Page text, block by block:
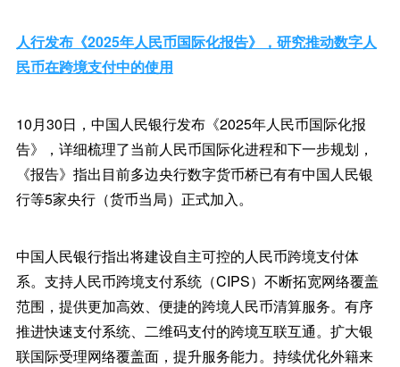
人行发布《2025年人民币国际化报告》，研究推动数字人
民币在跨境支付中的使用
10月30日，中国人民银行发布《2025年人民币国际化报
告》，详细梳理了当前人民币国际化进程和下一步规划，
《报告》指出目前多边央行数字货币桥已有有中国人民银
行等5家央行（货币当局）正式加入。
中国人民银行指出将建设自主可控的人民币跨境支付体
系。支持人民币跨境支付系统（CIPS）不断拓宽网络覆盖
范围，提供更加高效、便捷的跨境人民币清算服务。有序
推进快速支付系统、二维码支付的跨境互联互通。扩大银
联国际受理网络覆盖面，提升服务能力。持续优化外籍来